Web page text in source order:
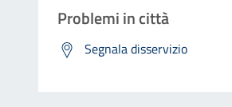
Problemi in città
Segnala disservizio